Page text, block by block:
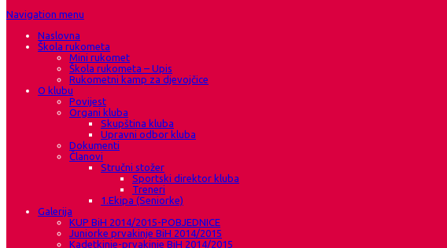
Navigation menu
Naslovna
Škola rukometa
Mini rukomet
Škola rukometa – Upis
Rukometni kamp za djevojčice
O klubu
Povijest
Organi kluba
Skupština kluba
Upravni odbor kluba
Dokumenti
Članovi
Stručni stožer
Sportski direktor kluba
Treneri
1.Ekipa (Seniorke)
Galerija
KUP BiH 2014/2015-POBJEDNICE
Juniorke prvakinje BiH 2014/2015
Kadetkinje-prvakinje BiH 2014/2015